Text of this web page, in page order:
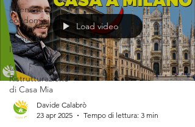
Interventi in
condominio
Bonus e
Incentivi
La
Ristrutturazione
di Casa Mia
sempre più attenzione, grazie alla sua
capacità di garantire un comfort termico
elevato e un'efficienza energetica
Load video
Davide Calabrò
23 apr 2025
Tempo di lettura: 3 min